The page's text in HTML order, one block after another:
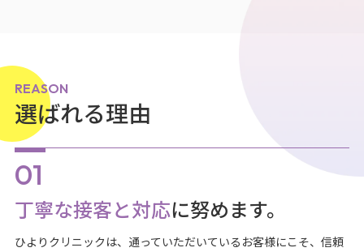
REASON
選ばれる理由
丁寧な接客と対応に努めます。
ひよりクリニックは、通っていただいているお客様にこそ、信頼